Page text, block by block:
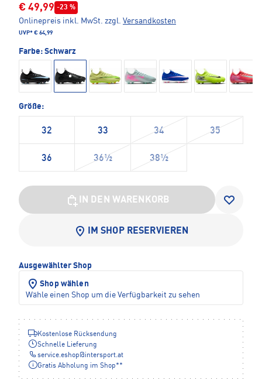
€ 49,99 -23 %
Onlinepreis inkl. MwSt. zzgl. Versandkosten
UVP* € 64,99
Farbe: Schwarz
Größe:
32 33 34 35
36 36½ 38½
IN DEN WARENKORB
IM SHOP RESERVIEREN
Ausgewählter Shop
Shop wählen
Wähle einen Shop um die Verfügbarkeit zu sehen
Kostenlose Rücksendung
Schnelle Lieferung
service.eshop@ intersport.at
Gratis Abholung im Shop**